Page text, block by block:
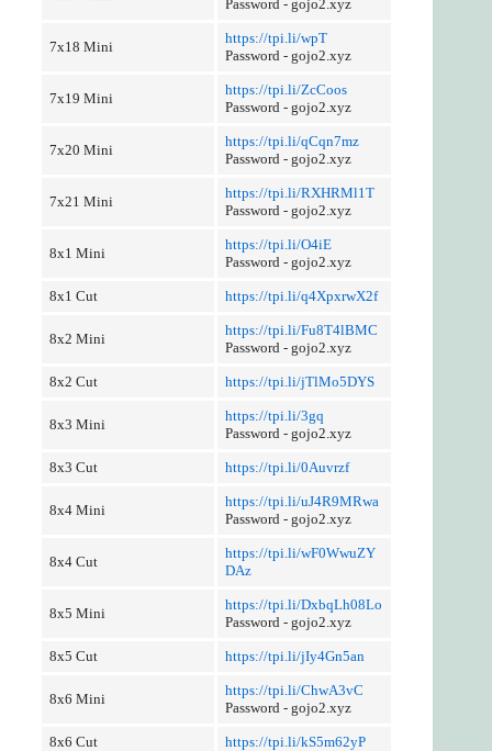
Password - gojo2.xyz
7x18 Mini
https://tpi.li/wpT
Password - gojo2.xyz
7x19 Mini
https://tpi.li/ZcCoos
Password - gojo2.xyz
7x20 Mini
https://tpi.li/qCqn7mz
Password - gojo2.xyz
7x21 Mini
https://tpi.li/RXHRMl1T
Password - gojo2.xyz
8x1 Mini
https://tpi.li/O4iE
Password - gojo2.xyz
8x1 Cut https://tpi.li/q4XpxrwX2f
8x2 Mini
https://tpi.li/Fu8T4lBMC
Password - gojo2.xyz
8x2 Cut https://tpi.li/jTlMo5DYS
8x3 Mini
https://tpi.li/3gq
Password - gojo2.xyz
8x3 Cut https://tpi.li/0Auvrzf
8x4 Mini
https://tpi.li/uJ4R9MRwa
Password - gojo2.xyz
8x4 Cut
https://tpi.li/wF0WwuZY
DAz
8x5 Mini
https://tpi.li/DxbqLh08Lo
Password - gojo2.xyz
8x5 Cut https://tpi.li/jIy4Gn5an
8x6 Mini
https://tpi.li/ChwA3vC
Password - gojo2.xyz
8x6 Cut https://tpi.li/kS5m62yP